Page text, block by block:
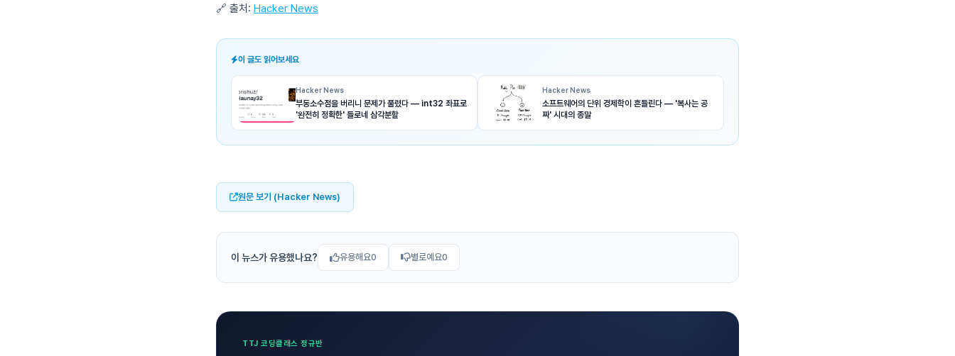
🔗 출처: Hacker News
이 글도 읽어보세요
Hacker News
부동소수점을 버리니 문제가 풀렸다 — int32 좌표로
'완전히 정확한' 들로네 삼각분할
Hacker News
소프트웨어의 단위 경제학이 흔들린다 — '복사는 공
짜' 시대의 종말
원문 보기 (Hacker News)
이 뉴스가 유용했나요? 유용해요0 별로예요0
TTJ 코딩클래스 정규반